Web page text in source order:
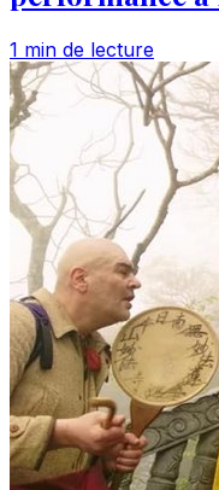
1 min de lecture